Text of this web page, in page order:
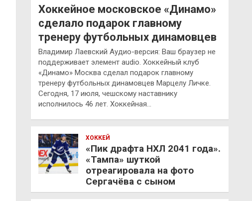
Хоккейное московское «Динамо»
сделало подарок главному
тренеру футбольных динамовцев
Владимир Лаевский Аудио-версия: Ваш браузер не
поддерживает элемент audio. Хоккейный клуб
«Динамо» Москва сделал подарок главному
тренеру футбольных динамовцев Марцелу Личке.
Сегодня, 17 июля, чешскому наставнику
исполнилось 46 лет. Хоккейная…
ХОККЕЙ
«Пик драфта НХЛ 2041 года».
«Тампа» шуткой
отреагировала на фото
Сергачёва с сыном